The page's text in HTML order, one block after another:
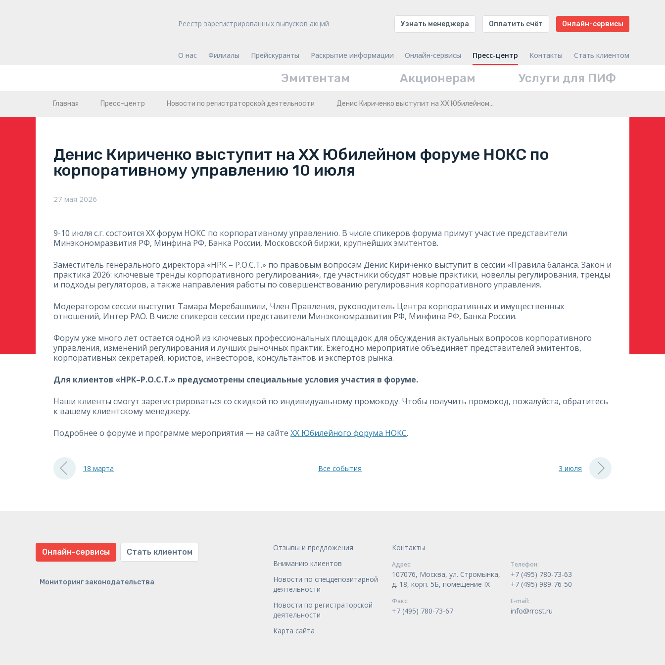
Реестр зарегистрированных выпусков акций Узнать менеджера Оплатить счёт Онлайн-сервисы
О нас Филиалы Прейскуранты Раскрытие информации Онлайн-сервисы Пресс-центр Контакты Стать клиентом
Эмитентам Акционерам Услуги для ПИФ
Главная Пресс-центр Новости по регистраторской деятельности Денис Кириченко выступит на XX Юбилейном…
Денис Кириченко выступит на XX Юбилейном форуме НОКС по
корпоративному управлению 10 июля
27 мая 2026
9-10 июля с.г. состоится XX форум НОКС по корпоративному управлению. В числе спикеров форума примут участие представители
Минэкономразвития РФ, Минфина РФ, Банка России, Московской биржи, крупнейших эмитентов.
Заместитель генерального директора «НРК – Р.О.С.Т.» по правовым вопросам Денис Кириченко выступит в сессии «Правила баланса. Закон и
практика 2026: ключевые тренды корпоративного регулирования», где участники обсудят новые практики, новеллы регулирования, тренды
и подходы регуляторов, а также направления работы по совершенствованию регулирования корпоративного управления.
Модератором сессии выступит Тамара Меребашвили, Член Правления, руководитель Центра корпоративных и имущественных
отношений, Интер РАО. В числе спикеров сессии представители Минэкономразвития РФ, Минфина РФ, Банка России.
Форум уже много лет остается одной из ключевых профессиональных площадок для обсуждения актуальных вопросов корпоративного
управления, изменений регулирования и лучших рыночных практик. Ежегодно мероприятие объединяет представителей эмитентов,
корпоративных секретарей, юристов, инвесторов, консультантов и экспертов рынка.
Для клиентов «НРК–Р.О.С.Т.» предусмотрены специальные условия участия в форуме.
Наши клиенты смогут зарегистрироваться со скидкой по индивидуальному промокоду. Чтобы получить промокод, пожалуйста, обратитесь
к вашему клиентскому менеджеру.
Подробнее о форуме и программе мероприятия — на сайте XX Юбилейного форума НОКС.
18 марта Все события 3 июля
Онлайн-сервисы Стать клиентом
Мониторинг законодательства
Отзывы и предложения
Вниманию клиентов
Новости по спецдепозитарной
деятельности
Новости по регистраторской
деятельности
Карта сайта
Контакты
Адрес:
107076, Москва, ул. Стромынка,
д. 18, корп. 5Б, помещение IX
Телeфон:
+7 (495) 780-73-63
+7 (495) 989-76-50
Факс:
+7 (495) 780-73-67
E-mail:
info@rrost.ru